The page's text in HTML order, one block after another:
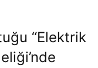
“Elektrik